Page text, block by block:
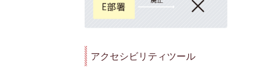
アクセシビリティツール